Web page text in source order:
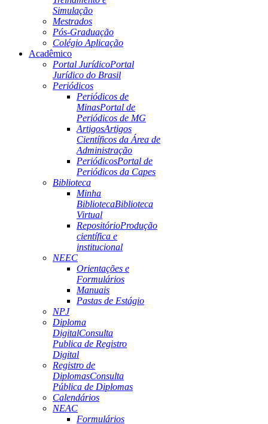
Simulação
Mestrados
Pós-Graduação
Colégio Aplicação
Acadêmico
Portal JurídicoPortal
Jurídico do Brasil
Periódicos
Periódicos de
MinasPortal de
Periódicos de MG
ArtigosArtigos
Científicos da Área de
Administração
PeriódicosPortal de
Periódicos da Capes
Biblioteca
Minha
BibliotecaBiblioteca
Virtual
RepositórioProdução
científica e
institucional
NEEC
Orientações e
Formulários
Manuais
Pastas de Estágio
NPJ
Diploma
DigitalConsulta
Publica de Registro
Digital
Registro de
DiplomasConsulta
Pública de Diplomas
Calendários
NEAC
Formulários